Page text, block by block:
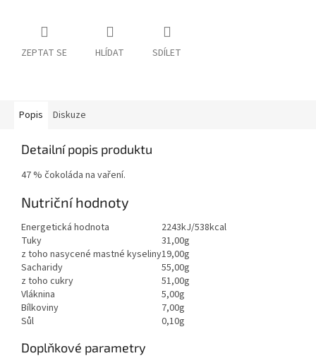
ZEPTAT SE HLÍDAT SDÍLET
Popis Diskuze
Detailní popis produktu
47 % čokoláda na vaření.
Nutriční hodnoty
Energetická hodnota
2243kJ/538kcal
Tuky
31,00g
z toho nasycené mastné kyseliny19,00g
Sacharidy
55,00g
z toho cukry
51,00g
Vláknina
5,00g
Bílkoviny
7,00g
Sůl
0,10g
Doplňkové parametry